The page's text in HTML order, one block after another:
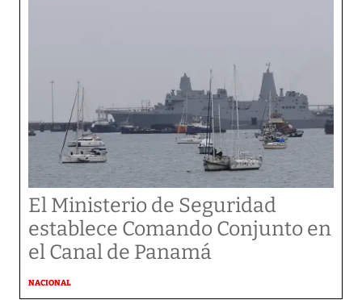
El Ministerio de Seguridad
establece Comando Conjunto en
el Canal de Panamá
NACIONAL